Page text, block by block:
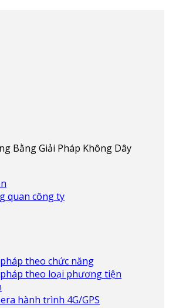
Bằng Giải Pháp Không Dây
quan công ty
theo chức năng
theo loại phương tiện
hành trình 4G/GPS